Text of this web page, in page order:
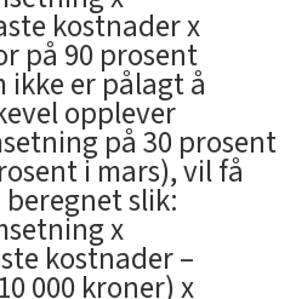
kostnader x
på 90 prosent
ikke er pålagt å
opplever
på 30 prosent
i mars), vil få
slik:
x
kostnader –
000 kroner) x